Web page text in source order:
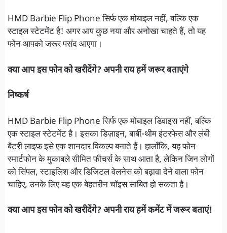
HMD Barbie Flip Phone सिर्फ एक मोबाइल नहीं, बल्कि एक
स्टाइल स्टेटमेंट है! अगर आप कुछ नया और अनोखा चाहते हैं, तो यह
फोन आपको जरूर पसंद आएगा।
क्या आप इस फोन को खरीदेंगे? अपनी राय हमें जरूर बताएंगे
निष्कर्ष
HMD Barbie Flip Phone सिर्फ एक मोबाइल डिवाइस नहीं, बल्कि
एक स्टाइल स्टेटमेंट है। इसका डिज़ाइन, बार्बी-थीम इंटरफेस और लंबी
बैटरी लाइफ इसे एक शानदार विकल्प बनाते हैं। हालाँकि, यह फोन
स्मार्टफोन के मुकाबले सीमित फीचर्स के साथ आता है, लेकिन जिन लोगों
को सिंपल, स्टाइलिश और डिजिटल वेलनेस को बढ़ावा देने वाला फोन
चाहिए, उनके लिए यह एक बेहतरीन चॉइस साबित हो सकता है।
क्या आप इस फोन को खरीदेंगे? अपनी राय हमें कमेंट में जरूर बताएं!